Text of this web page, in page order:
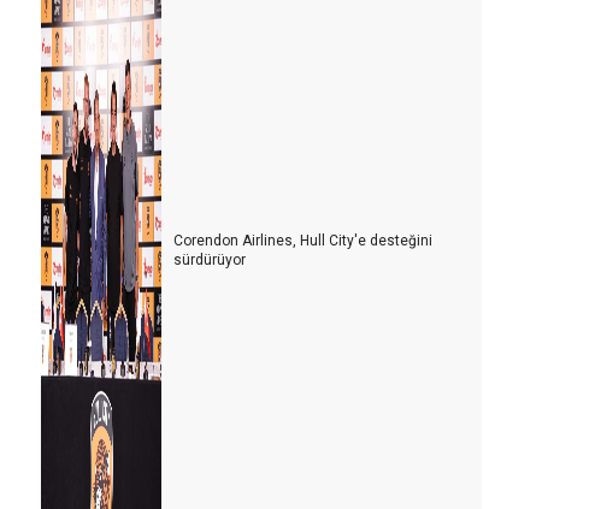
"Şam Babası. Para vermekle Baba olunmaz…"
HER ŞEY DAHİL İSRAFI NASIL ÖNLENİR?
AB’DEN TÜRKLERE AŞI ENGELİ…
TURiST REHBERLiĞi YASASINDA SON RÖTUŞLAR…
KORONA'NIN KRONOLOJiSi
YENi REHBERLiK KANUNU HAKKINDA
Yeni Trend; “FLY & DRIVE”
SADECE BAŞLIK OKUYANLARDAN ÇEKTİĞİM…
TUR OPERATÖRLERİ PLATFORMU
ACENTACI SAKSIDA YETiŞMiYOR..!
ACENTA YOKSA REHBER DE YOK..!
Corendon Airlines, Hull City'e desteğini
sürdürüyor